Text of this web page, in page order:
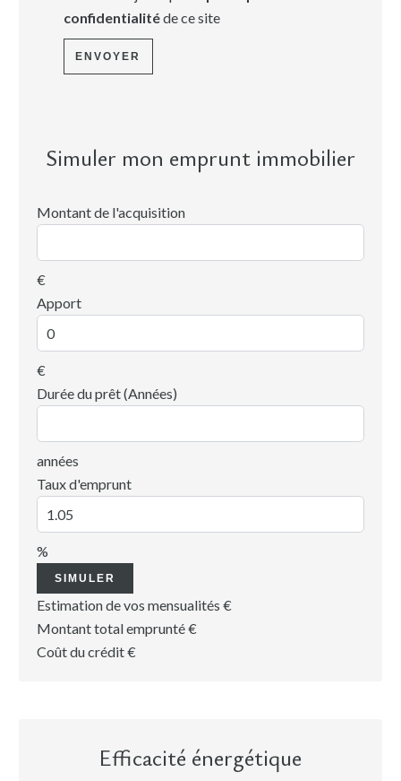
confidentialitéde ce site
ENVOYER
Simuler mon emprunt immobilier
Montant de l'acquisition
€
Apport
€
Durée du prêt (Années)
années
Taux d'emprunt
%
SIMULER
Estimation de vos mensualités €
Montant total emprunté€
Coût du crédit€
Efficacité énergétique